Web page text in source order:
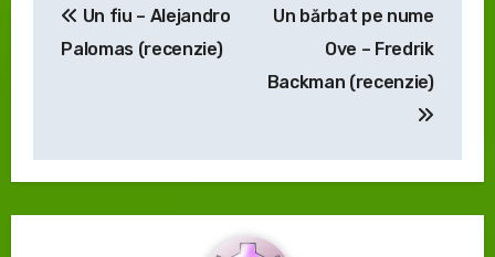
în
Un fiu – Alejandro
Palomas (recenzie)
Un bărbat pe nume
Ove – Fredrik
Backman (recenzie)